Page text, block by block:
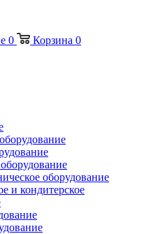
0 Корзина 0
оборудование
и кондитерское